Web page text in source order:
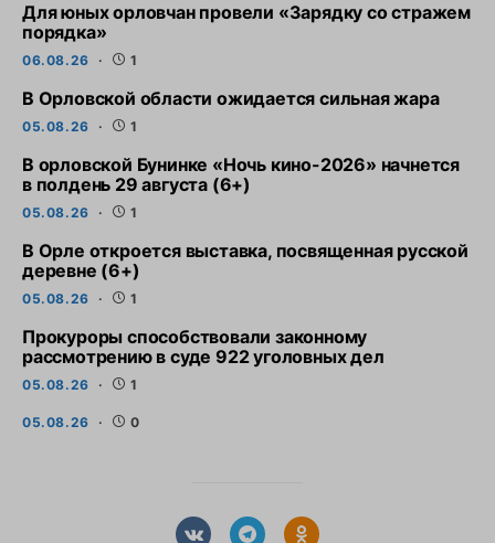
Для юных орловчан провели «Зарядку со стражем
порядка»
06.08.26 1
В Орловской области ожидается сильная жара
05.08.26 1
В орловской Бунинке «Ночь кино-2026» начнется
в полдень 29 августа (6+)
05.08.26 1
В Орле откроется выставка, посвященная русской
деревне (6+)
05.08.26 1
Прокуроры способствовали законному
рассмотрению в суде 922 уголовных дел
05.08.26 1
05.08.26 0